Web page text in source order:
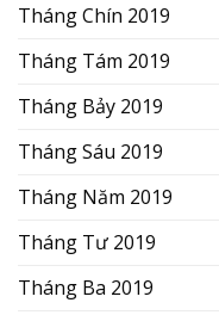
Tháng Chín 2019
Tháng Tám 2019
Tháng Bảy 2019
Tháng Sáu 2019
Tháng Năm 2019
Tháng Tư 2019
Tháng Ba 2019